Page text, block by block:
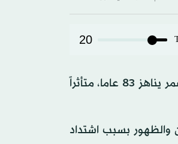
20
غيب الموت، اليوم (الاثنين)، الموسيقي اللبناني إلياس الرحباني، الشقيق الأصغر للأخوين رحباني عن عمر يناهز 83 عاما، متأثراً
والظهور بسبب اشتداد